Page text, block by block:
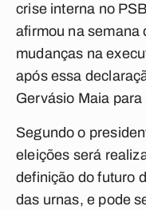
crise interna no
afirmou na semana
mudanças na
após essa
Gervásio Maia
Segundo o
eleições será
definição do futuro
das urnas, e pode